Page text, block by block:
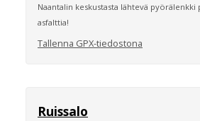
Naantalin keskustasta lähtevä pyörälenkki
asfalttia!
Tallenna GPX-tiedostona
Ruissalo